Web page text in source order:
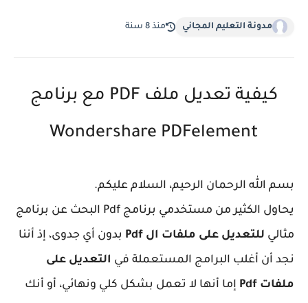
مدونة التعليم المجاني منذ 8 سنة
كيفية تعديل ملف PDF مع برنامج
Wondershare PDFelement
بسم الله الرحمان الرحيم، السلام عليكم.
يحاول الكثير من مستخدمي برنامج Pdf البحث عن برنامج
مثالي للتعديل على ملفات ال Pdf
بدون أي جدوى، إذ أننا
نجد أن أغلب البرامج المستعملة في التعديل على
ملفات Pdf
إما أنها لا تعمل بشكل كلي ونهائي، أو أنك